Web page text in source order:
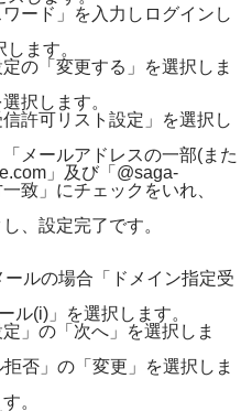
ード」を入力しログインし
ます。
の「変更する」を選択しま
択します。
許可リスト設定」を選択し
メールアドレスの一部(また
」及び「@saga-
致」にチェックをいれ、
、設定完了です。
ールの場合「ドメイン指定受
ル(i)」を選択します。
」の「次へ」を選択しま
否」の「変更」を選択しま
。